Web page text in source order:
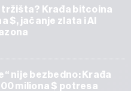
Krađa bitcoina
$, jačanje zlata i AI
nije bezbedno: Krađa
miliona $ potresa